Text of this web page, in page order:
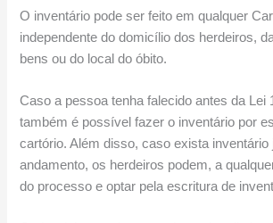
O inventário pode ser feito em qualquer
independente do domicílio dos herdeiros,
bens ou do local do óbito.
Caso a pessoa tenha falecido antes da Lei
também é possível fazer o inventário por
cartório. Além disso, caso exista inventário
andamento, os herdeiros podem, a
do processo e optar pela escritura de